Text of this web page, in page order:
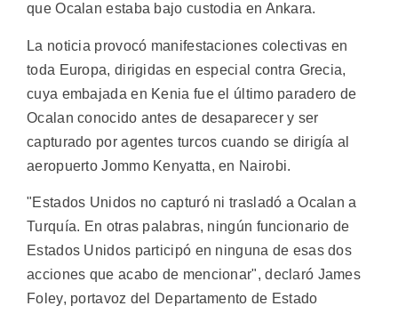
que Ocalan estaba bajo custodia en Ankara.
La noticia provocó manifestaciones colectivas en
toda Europa, dirigidas en especial contra Grecia,
cuya embajada en Kenia fue el último paradero de
Ocalan conocido antes de desaparecer y ser
capturado por agentes turcos cuando se dirigía al
aeropuerto Jommo Kenyatta, en Nairobi.
"Estados Unidos no capturó ni trasladó a Ocalan a
Turquía. En otras palabras, ningún funcionario de
Estados Unidos participó en ninguna de esas dos
acciones que acabo de mencionar", declaró James
Foley, portavoz del Departamento de Estado